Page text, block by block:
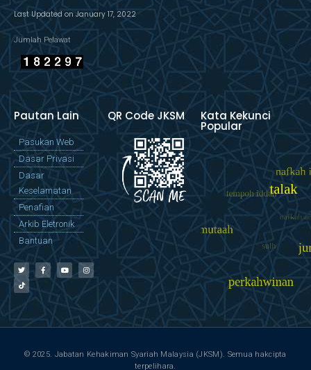
Last Updated on January 17, 2022
Jumlah Pelawat
Pautan Lain
Pasukan Web
Dasar Privasi
Dasar
Keselamatan
Penafian
Arkib Eletronik
Bantuan
QR Code JKSM Kata Kekunci
Popular
© 2025. Jabatan Kehakiman Syariah Malaysia (JKSM). Semua hakcipta
terpelihara.